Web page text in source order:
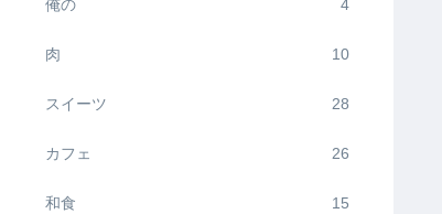
俺の 4
肉 10
スイーツ 28
カフェ 26
和食 15